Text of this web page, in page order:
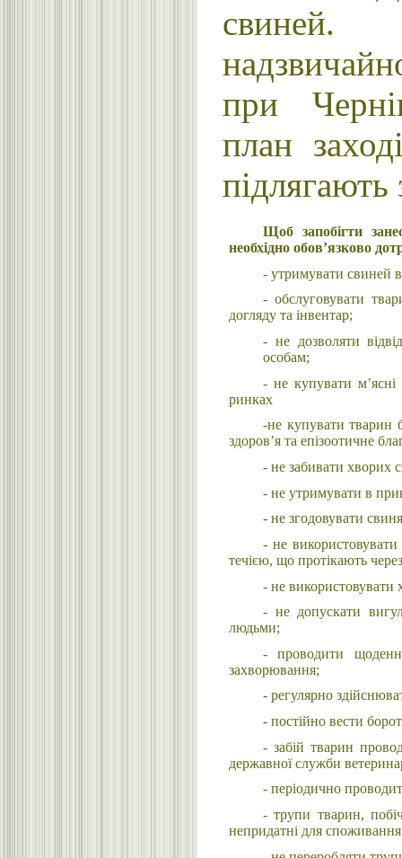
свиней.
при
план
підлягають
Щоб запобігти
необхідно обов’язково
- утримувати свиней
- обслуговувати
догляду та інвентар;
- не дозволяти
особам;
- не купувати
ринках
-не купувати тварин
здоров’я та епізоотичне
- не забивати хворих
- не утримувати в
- не згодовувати
- не
течією, що протікають
- не використовувати
- не допускати
людьми;
- проводити
захворювання;
- регулярно
- постійно вести
- забій тварин
державної служби
- періодично
- трупи тварин,
непридатні для